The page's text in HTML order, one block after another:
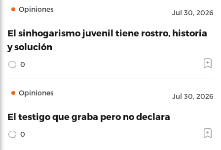
Opiniones Jul 30, 2026
El sinhogarismo juvenil tiene rostro, historia
y solución
0
Opiniones Jul 30, 2026
El testigo que graba pero no declara
0